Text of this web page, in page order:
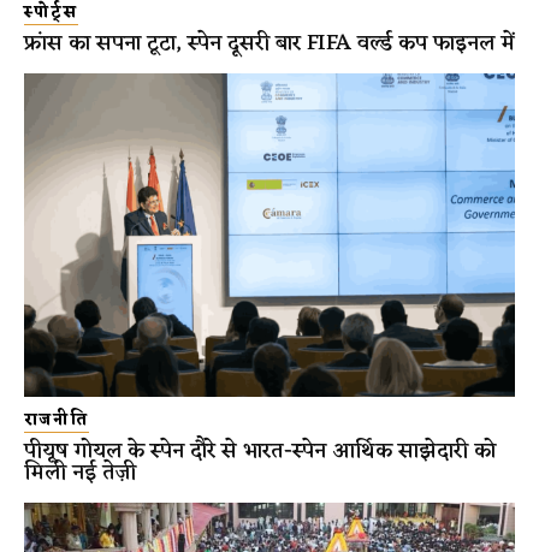
स्पोर्ट्स
फ्रांस का सपना टूटा, स्पेन दूसरी बार FIFA वर्ल्ड कप फाइनल में
राजनीति
पीयूष गोयल के स्पेन दौरे से भारत-स्पेन आर्थिक साझेदारी को
मिली नई तेज़ी